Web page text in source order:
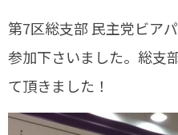
第7区総支部 民主党ビア
参加下さいました。総支
て頂きました！